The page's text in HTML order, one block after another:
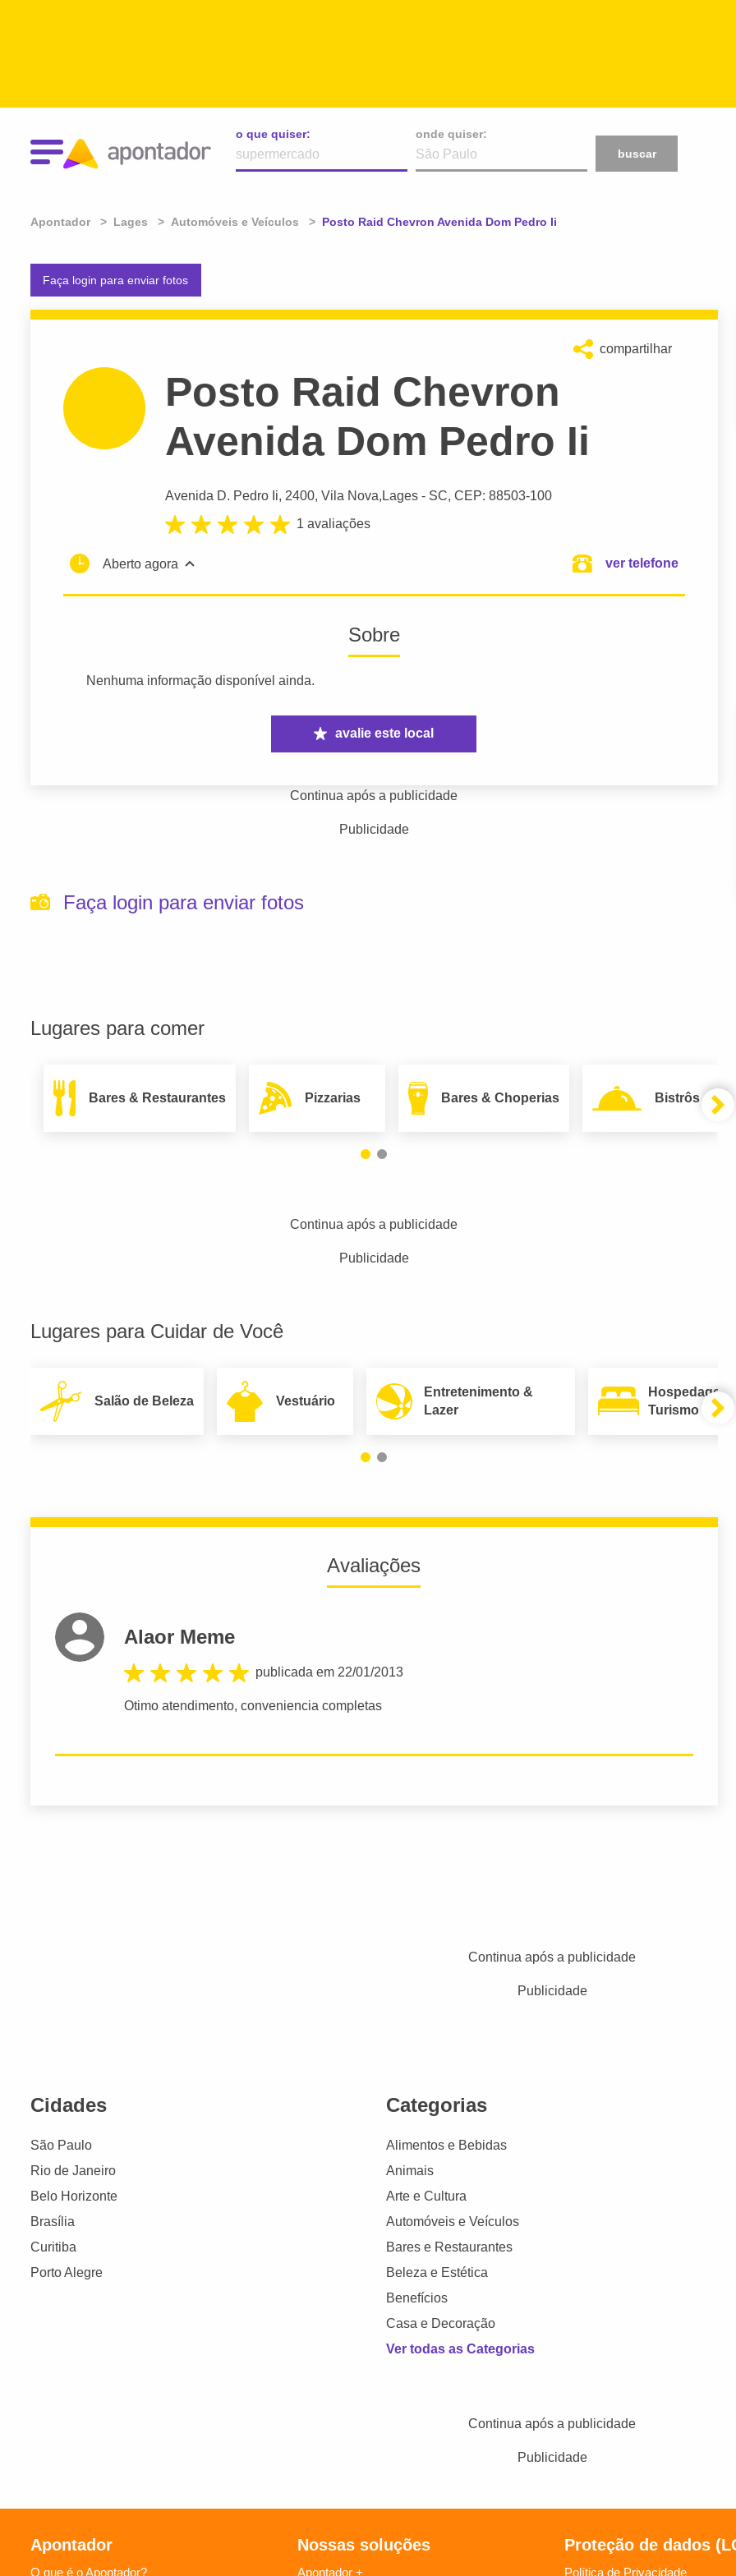
o que quiser:
onde quiser:
buscar
Apontador Lages Automóveis e Veículos Atual:
Posto Raid Chevron Avenida Dom Pedro Ii
Faça login para enviar fotos
compartilhar
Posto Raid Chevron
Avenida Dom Pedro Ii
Avenida D. Pedro Ii, 2400, Vila Nova,Lages - SC, CEP: 88503-100
1 avaliações
Aberto agora ver telefone
Sobre
Nenhuma informação disponível ainda.
avalie este local
Continua após a publicidade
Publicidade
Faça login para enviar fotos
Lugares para comer
Bares & Restaurantes Pizzarias Bares & Choperias Bistrôs
Continua após a publicidade
Publicidade
Lugares para Cuidar de Você
Salão de Beleza Vestuário
Entretenimento &
Lazer
Hospedagem
Turismo
Avaliações
Alaor Meme
publicada em 22/01/2013
Otimo atendimento, conveniencia completas
Continua após a publicidade
Publicidade
Cidades
São Paulo
Rio de Janeiro
Belo Horizonte
Brasília
Curitiba
Porto Alegre
Categorias
Alimentos e Bebidas
Animais
Arte e Cultura
Automóveis e Veículos
Bares e Restaurantes
Beleza e Estética
Benefícios
Casa e Decoração
Ver todas as Categorias
Continua após a publicidade
Publicidade
Apontador
O que é o Apontador?
Nossas soluções
Apontador +
Proteção de dados
Política de Privacidade